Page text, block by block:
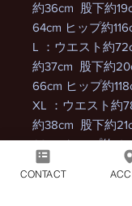
約36cm 股下約
64cm ヒップ約
L ：ウエスト約
約37cm 股下約
66cm ヒップ約
XL ：ウエスト約
約38cm 股下約
68cm ヒップ約
※着用画像はＬサ
CONTACT